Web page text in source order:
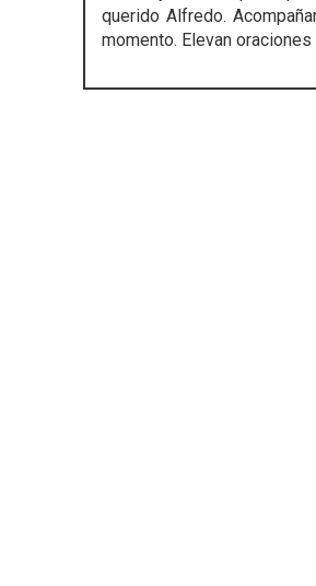
querido Alfredo.
momento. Elevan